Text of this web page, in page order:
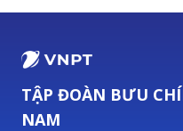
TẬP ĐOÀN BƯU
NAM